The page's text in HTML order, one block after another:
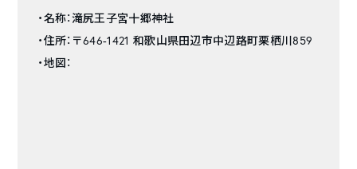
・名称：滝尻王子宮十郷神社
・住所：〒646-1421 和歌山県田辺市中辺路町栗栖川859
・地図：